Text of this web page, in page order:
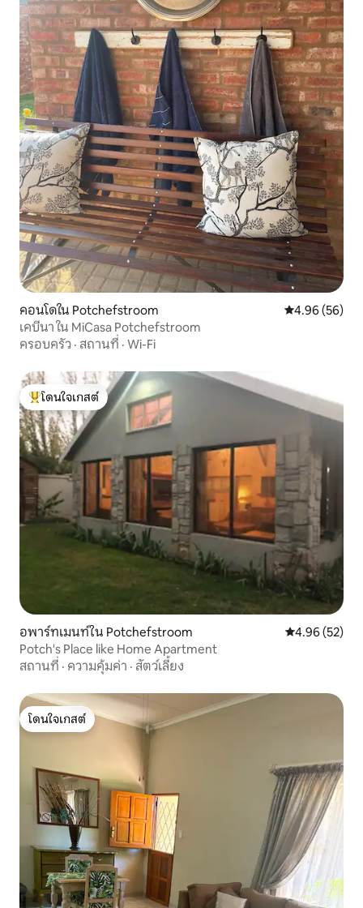
คอนโดใน Potchefstroom คะแนนเฉลี่ย
4.96 (56)
เคบีนา ใน MiCasa Potchefstroom
ครอบครัว · สถานที่ · Wi-Fi
โดนใจเกสต์ที่สุด
โดนใจเกสต์
อพาร์ทเมนท์ใน Potchefstroom คะแนนเฉลี่ย
4.96 (52)
Potch's Place like Home Apartment
สถานที่ · ความคุ้มค่า · สัตว์เลี้ยง
โดนใจเกสต์
โดนใจเกสต์